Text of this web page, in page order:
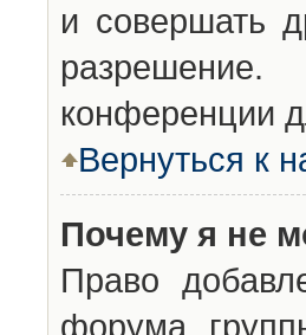
и совершать
конференции
Вернуться к
Почему я не
Право
форума,